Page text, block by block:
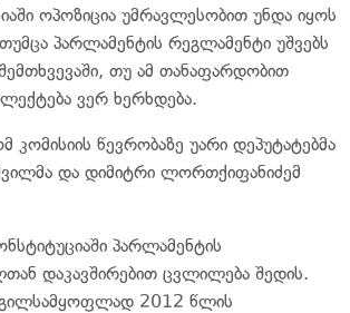
ოპოზიცია უმრავლესობით უნდა იყოს
პარლამენტის რეგლამენტი უშვებს
თუ ამ თანაფარდობით
ვერ ხერხდება.
კომისიის წევრობაზე უარი დეპუტატებმა
და დიმიტრი ლორთქიფანიძემ
პარლამენტის
დაკავშირებით ცვლილება შედის.
2012 წლის